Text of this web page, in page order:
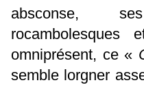
absconse,
rocambolesques
omniprésent, ce «
semble lorgner